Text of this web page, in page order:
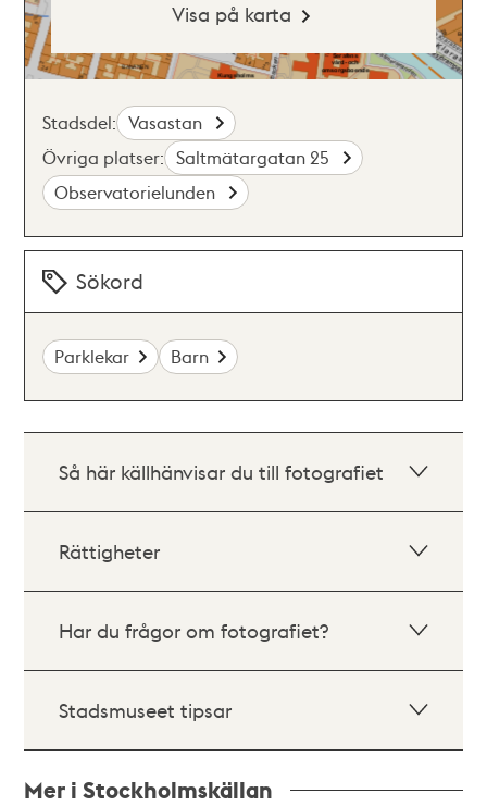
Visa på karta
Stadsdel: Vasastan
Övriga platser: Saltmätargatan 25
Observatorielunden
Sökord
Parklekar Barn
Så här källhänvisar du till fotografiet
Rättigheter
Har du frågor om fotografiet?
Stadsmuseet tipsar
Mer i Stockholmskällan